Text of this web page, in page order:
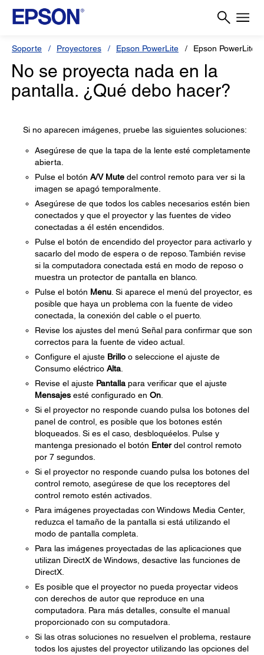
Soporte Proyectores Epson PowerLite Epson PowerLite
No se proyecta nada en la
pantalla. ¿Qué debo hacer?
Si no aparecen imágenes, pruebe las siguientes soluciones:
Asegúrese de que la tapa de la lente esté completamente
abierta.
Pulse el botón A/V Mute del control remoto para ver si la
imagen se apagó temporalmente.
Asegúrese de que todos los cables necesarios estén bien
conectados y que el proyector y las fuentes de video
conectadas a él estén encendidos.
Pulse el botón de encendido del proyector para activarlo y
sacarlo del modo de espera o de reposo. También revise
si la computadora conectada está en modo de reposo o
muestra un protector de pantalla en blanco.
Pulse el botón Menu . Si aparece el menú del proyector, es
posible que haya un problema con la fuente de video
conectada, la conexión del cable o el puerto.
Revise los ajustes del menú Señal para confirmar que son
correctos para la fuente de video actual.
Configure el ajuste Brillo o seleccione el ajuste de
Consumo eléctrico Alta
Revise el ajuste Pantalla para verificar que el ajuste
Mensajes esté configurado en On
Si el proyector no responde cuando pulsa los botones del
panel de control, es posible que los botones estén
bloqueados. Si es el caso, desbloquéelos. Pulse y
mantenga presionado el botón Enterdel control remoto
por 7 segundos.
Si el proyector no responde cuando pulsa los botones del
control remoto, asegúrese de que los receptores del
control remoto estén activados.
Para imágenes proyectadas con Windows Media Center,
reduzca el tamaño de la pantalla si está utilizando el
modo de pantalla completa.
Para las imágenes proyectadas de las aplicaciones que
utilizan DirectX de Windows, desactive las funciones de
DirectX.
Es posible que el proyector no pueda proyectar videos
con derechos de autor que reproduce en una
computadora. Para más detalles, consulte el manual
proporcionado con su computadora.
Si las otras soluciones no resuelven el problema, restaure
todos los ajustes del proyector utilizando las opciones del